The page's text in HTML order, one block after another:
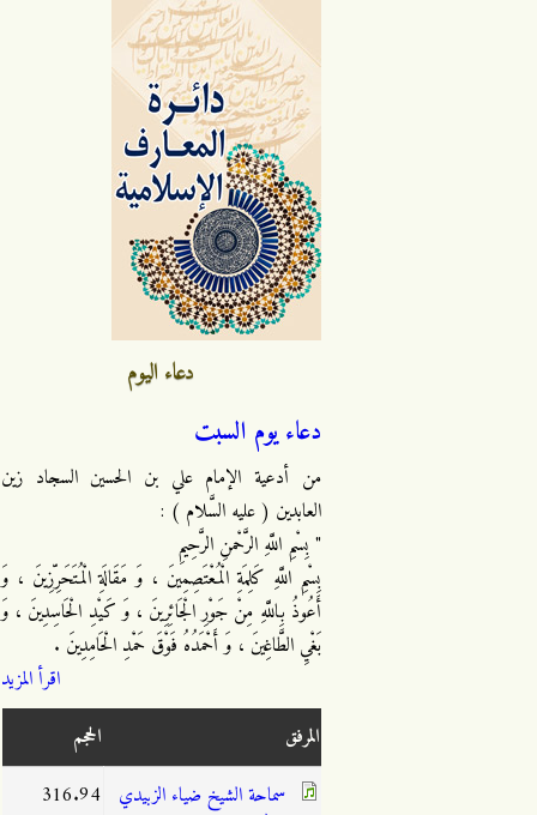
دعاء اليوم
دعاء يوم السبت
من أدعية الإمام علي بن الحسين السجاد زين
العابدين ( عليه السَّلام ) :
" بِسْمِ اللَّهِ الرَّحْمنِ الرَّحِيمِ
بِسْمِ اللَّهِ كَلِمَةِ الْمُعْتَصِمِينَ ، وَ مَقَالَةِ الْمُتَحَرِّزِينَ ، وَ
أَعُوذُ بِاللَّهِ مِنْ جَوْرِ الْجَائِرِينَ ، وَ كَيْدِ الْحَاسِدِينَ ، وَ
بَغْيِ الطَّاغِينَ ، وَ أَحْمَدُهُ فَوْقَ حَمْدِ الْحَامِدِينَ .
اقرأ المزيد
المرفق
الحجم
سماحة الشيخ ضياء الزبيدي 316.94